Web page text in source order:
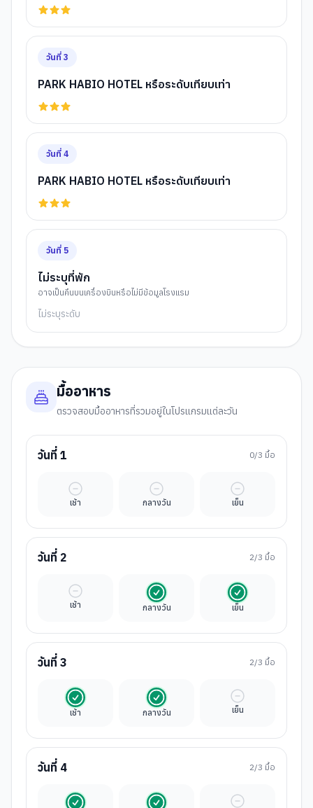
วันที่ 3
PARK HABIO HOTEL หรือระดับเทียบเท่า
วันที่ 4
PARK HABIO HOTEL หรือระดับเทียบเท่า
วันที่ 5
ไม่ระบุที่พัก
อาจเป็นคืนบนเครื่องบินหรือไม่มีข้อมูลโรงแรม
ไม่ระบุระดับ
มื้ออาหาร
ตรวจสอบมื้ออาหารที่รวมอยู่ในโปรแกรมแต่ละวัน
วันที่ 1 0/3 มื้อ
เช้า
มื้ออิสระ
กลางวัน
มื้ออิสระ
เย็น
มื้ออิสระ
วันที่ 2 2/3 มื้อ
เช้า
มื้ออิสระ
กลางวัน
รวมในค่าทัวร์
เย็น
รวมในค่าทัวร์
วันที่ 3 2/3 มื้อ
เช้า
รวมในค่าทัวร์
กลางวัน
รวมในค่าทัวร์
เย็น
มื้ออิสระ
วันที่ 4 2/3 มื้อ
รวมในค่าทัวร์ รวมในค่าทัวร์ มื้ออิสระ